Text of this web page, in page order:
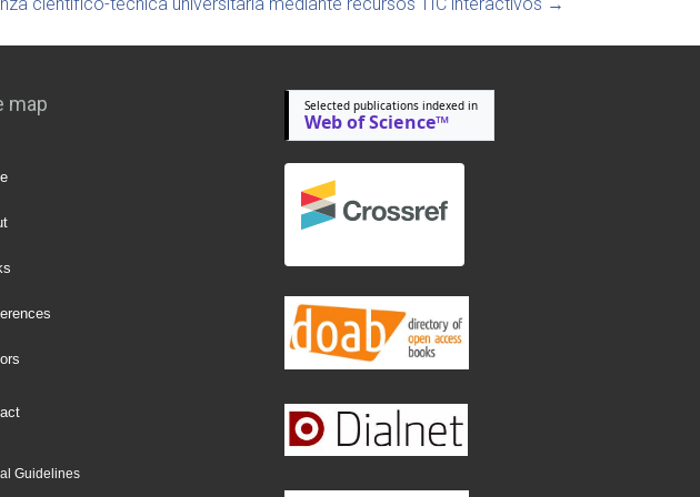
científico-técnica universitaria mediante recursos TIC interactivos →
map
Guidelines
Selected publications indexed in
Web of Science™